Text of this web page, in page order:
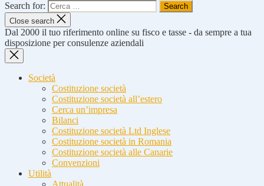
Search for:
Close search
Dal 2000 il tuo riferimento online su fisco e tasse - da sempre a tua
disposizione per consulenze aziendali
Società
Costituzione società
Costituzione società all’estero
Cerca un’impresa
Bilanci
Costituzione società Ltd Inglese
Costituzione società in Romania
Costituzione società alle Canarie
Convenzioni
Utilità
Attualità